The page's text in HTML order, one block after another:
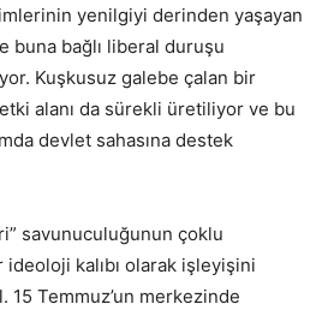
yenilgiyi derinden yaşayan
buna bağlı liberal duruşu
Kuşkusuz galebe çalan bir
alanı da sürekli üretiliyor ve bu
devlet sahasına destek
savunuculuğunun çoklu
kalıbı olarak işleyişini
15 Temmuz’un merkezinde